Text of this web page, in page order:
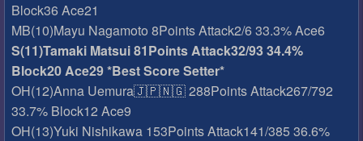
Block36 Ace21
MB(10)Mayu Nagamoto 8Points Attack2/6 33.3% Ace6
S(11)Tamaki Matsui 81Points Attack32/93 34.4%
Block20 Ace29 *Best Score Setter*
OH(12)Anna Uemura🇯🇵🇳🇬 288Points Attack267/792
33.7% Block12 Ace9
OH(13)Yuki Nishikawa 153Points Attack141/385 36.6%